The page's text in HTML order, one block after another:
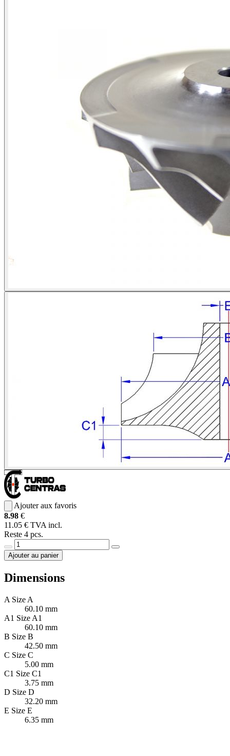
Ajouter aux favoris
8.98 €
11.05 € TVA incl.
Reste 4 pcs.
Ajouter au panier
Dimensions
A Size A
60.10 mm
A1 Size A1
60.10 mm
B Size B
42.50 mm
C Size C
5.00 mm
C1 Size C1
3.75 mm
D Size D
32.20 mm
E Size E
6.35 mm